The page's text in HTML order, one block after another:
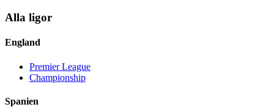
Alla ligor
England
Premier League
Championship
Spanien